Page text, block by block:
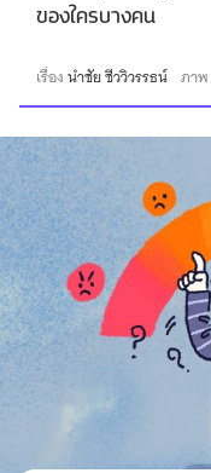
ของใครบางคน
เรื่องนำชัย ชีววิวรรธน์ ภาพ